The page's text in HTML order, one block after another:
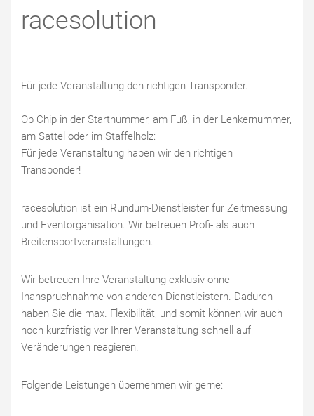
racesolution
Für jede Veranstaltung den richtigen Transponder.
Ob Chip in der Startnummer, am Fuß, in der Lenkernummer,
am Sattel oder im Staffelholz:
Für jede Veranstaltung haben wir den richtigen
Transponder!
racesolution ist ein Rundum-Dienstleister für Zeitmessung
und Eventorganisation. Wir betreuen Profi- als auch
Breitensportveranstaltungen.
Wir betreuen Ihre Veranstaltung exklusiv ohne
Inanspruchnahme von anderen Dienstleistern. Dadurch
haben Sie die max. Flexibilität, und somit können wir auch
noch kurzfristig vor Ihrer Veranstaltung schnell auf
Veränderungen reagieren.
Folgende Leistungen übernehmen wir gerne: